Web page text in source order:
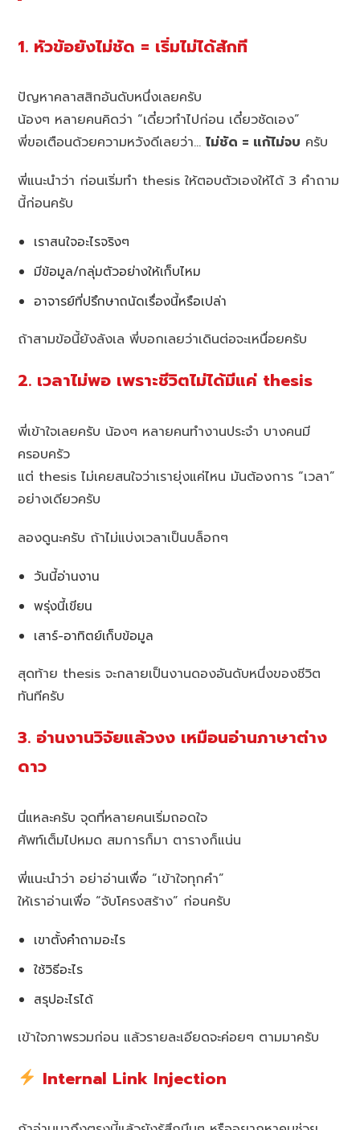
1. หัวข้อยังไม่ชัด = เริ่มไม่ได้สักที
ปัญหาคลาสสิกอันดับหนึ่งเลยครับ
น้องๆ หลายคนคิดว่า “เดี๋ยวทำไปก่อน เดี๋ยวชัดเอง”
พี่ขอเตือนด้วยความหวังดีเลยว่า…ไม่ชัด = แก้ไม่จบ ครับ
พี่แนะนำว่า ก่อนเริ่มทำ thesis ให้ตอบตัวเองให้ได้ 3 คำถาม
นี้ก่อนครับ
เราสนใจอะไรจริงๆ
มีข้อมูล/กลุ่มตัวอย่างให้เก็บไหม
อาจารย์ที่ปรึกษาถนัดเรื่องนี้หรือเปล่า
ถ้าสามข้อนี้ยังลังเล พี่บอกเลยว่าเดินต่อจะเหนื่อยครับ
2. เวลาไม่พอ เพราะชีวิตไม่ได้มีแค่ thesis
พี่เข้าใจเลยครับ น้องๆ หลายคนทำงานประจำ บางคนมี
ครอบครัว
แต่ thesis ไม่เคยสนใจว่าเรายุ่งแค่ไหน มันต้องการ “เวลา”
อย่างเดียวครับ
ลองดูนะครับ ถ้าไม่แบ่งเวลาเป็นบล็อกๆ
วันนี้อ่านงาน
พรุ่งนี้เขียน
เสาร์-อาทิตย์เก็บข้อมูล
สุดท้าย thesis จะกลายเป็นงานดองอันดับหนึ่งของชีวิต
ทันทีครับ
3. อ่านงานวิจัยแล้วงง เหมือนอ่านภาษาต่าง
ดาว
นี่แหละครับ จุดที่หลายคนเริ่มถอดใจ
ศัพท์เต็มไปหมด สมการก็มา ตารางก็แน่น
พี่แนะนำว่า อย่าอ่านเพื่อ “เข้าใจทุกคำ”
ให้เราอ่านเพื่อ “จับโครงสร้าง” ก่อนครับ
เขาตั้งคำถามอะไร
ใช้วิธีอะไร
สรุปอะไรได้
เข้าใจภาพรวมก่อน แล้วรายละเอียดจะค่อยๆ ตามมาครับ
Internal Link Injection